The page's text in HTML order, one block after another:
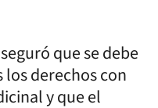
que se debe
derechos con
y que el